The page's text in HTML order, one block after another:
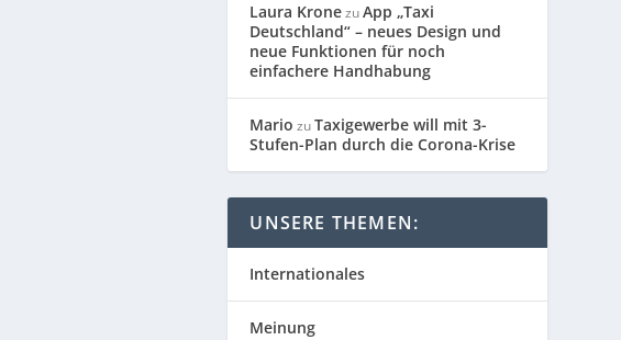
Laura KronezuApp „Taxi
Deutschland“ – neues Design und
neue Funktionen für noch
einfachere Handhabung
Mario zuTaxigewerbe will mit 3-
Stufen-Plan durch die Corona-Krise
UNSERE THEMEN:
Internationales
Meinung